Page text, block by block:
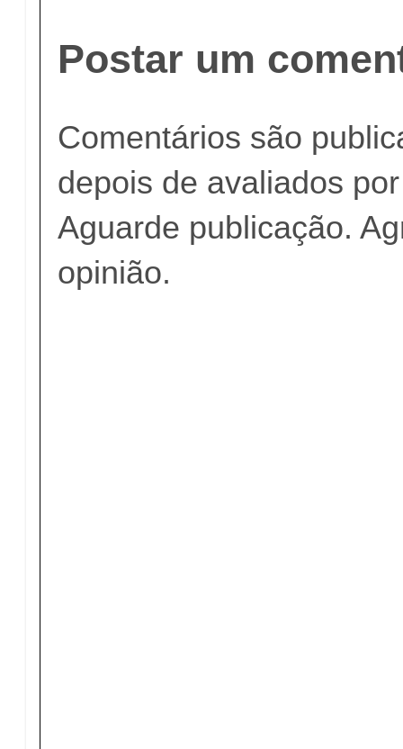
Postar um
Comentários são
depois de avaliados
Aguarde publicação.
opinião.